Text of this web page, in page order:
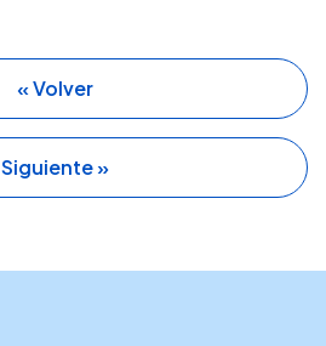
« Volver
Siguiente »